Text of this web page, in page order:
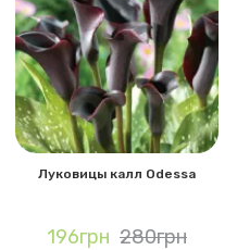
Луковицы калл Odessa
196грн 280грн